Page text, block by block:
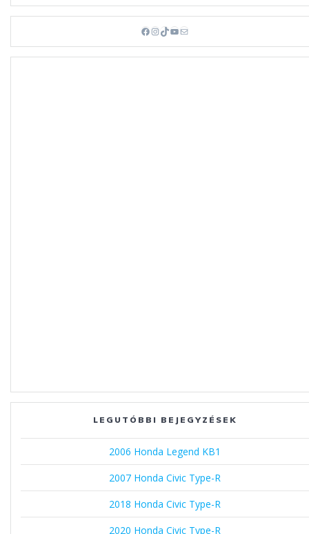
Facebook
Instagram
TikTok
YouTube
Mail
LEGUTÓBBI BEJEGYZÉSEK
2006 Honda Legend KB1
2007 Honda Civic Type-R
2018 Honda Civic Type-R
2020 Honda Civic Type-R